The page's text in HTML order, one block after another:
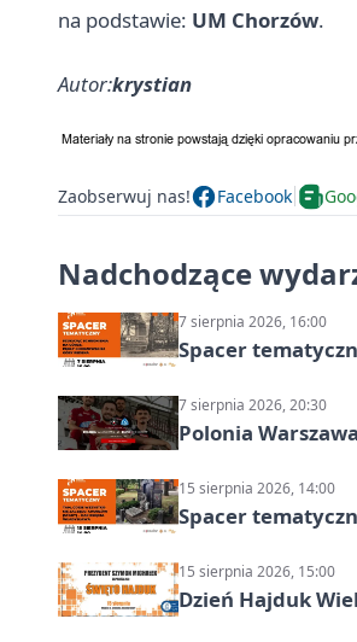
na podstawie: UM Chorzów.
Autor:krystian
Zaobserwuj nas! Facebook
Nadchodzące
7 sierpnia 2026, 16:00
Spacer
7 sierpnia 2026, 20:30
Polonia
15 sierpnia 2026, 14:00
Spacer
15 sierpnia 2026, 15:00
Dzień Hajduk